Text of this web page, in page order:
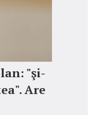
"şi-
Are